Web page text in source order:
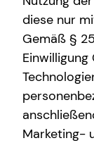
Spezialisten-
Betriebliche
Investment
Private
Überblick
Private
Betriebliche
Service
Kundenportal
Über mich
Über tecis
Podcast
teamzukunft
diese nur
Gemäß §
Marketing-